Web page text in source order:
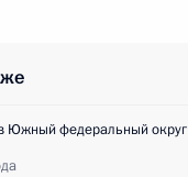
Южный федеральный округ